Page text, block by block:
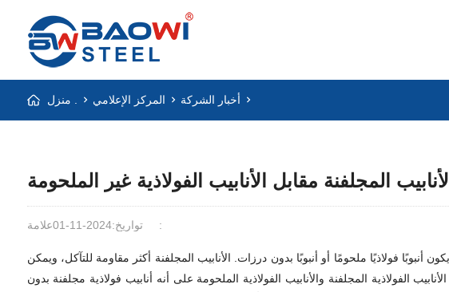
المركز الإعلامي أخبار الشركة
الأنابيب المجلفنة مقابل الأنابيب الفولاذية غير الملحومة
تواريخ:2024-11-01 علامة:
أنبوبًا فولاذيًا ملحومًا أو أنبوبًا بدون درزات. الأنابيب المجلفنة أكثر مقاومة للتآكل، ويمكن
الفولاذية المجلفنة والأنابيب الفولاذية الملحومة على أنه أنابيب فولاذية مجلفنة بدون